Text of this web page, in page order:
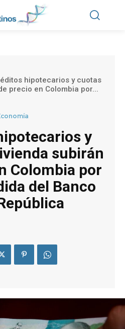
hipotecarios y cuotas
precio en Colombia por...
y
subirán
Colombia por
del Banco